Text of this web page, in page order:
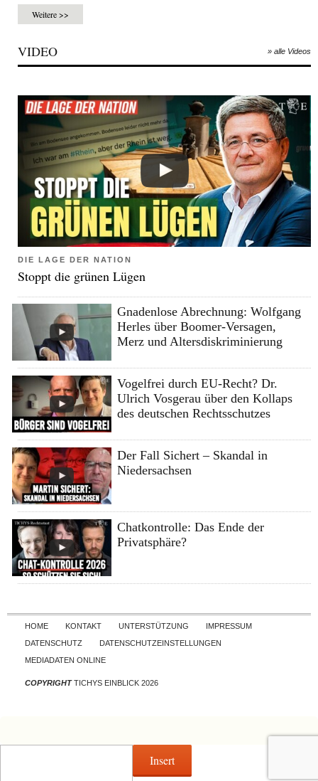
Weitere >>
VIDEO » alle Videos
DIE LAGE DER NATION
Stoppt die grünen Lügen
Gnadenlose Abrechnung: Wolfgang
Herles über Boomer-Versagen,
Merz und Altersdiskriminierung
Vogelfrei durch EU-Recht? Dr.
Ulrich Vosgerau über den Kollaps
des deutschen Rechtsschutzes
Der Fall Sichert – Skandal in
Niedersachsen
Chatkontrolle: Das Ende der
Privatsphäre?
Skip to content
HOME KONTAKT UNTERSTÜTZUNG
IMPRESSUM
DATENSCHUTZ
DATENSCHUTZEINSTELLUNGEN
MEDIADATEN ONLINE
COPYRIGHTTICHYS EINBLICK 2026
Insert